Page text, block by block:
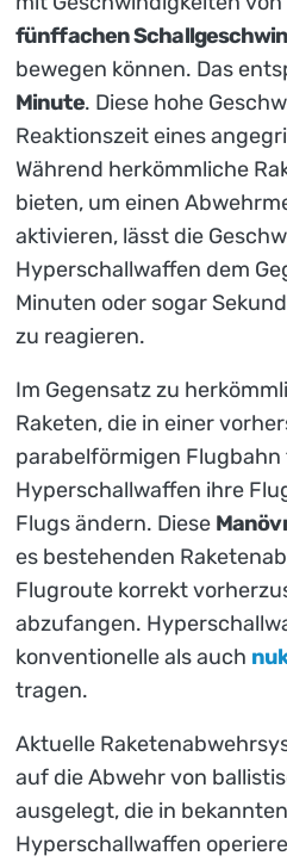
fünffachen
bewegen können. Das
Minute. Diese hohe
Reaktionszeit eines
Während herkömmliche
bieten, um einen
aktivieren, lässt die
Hyperschallwaffen dem
Minuten oder sogar
zu reagieren.
Im Gegensatz zu
Raketen, die in einer
parabelförmigen Flugbahn
Hyperschallwaffen ihre
Flugs ändern. Diese
es bestehenden
Flugroute korrekt
abzufangen.
konventionelle als auch
tragen.
Aktuelle
auf die Abwehr von
ausgelegt, die in
Hyperschallwaffen